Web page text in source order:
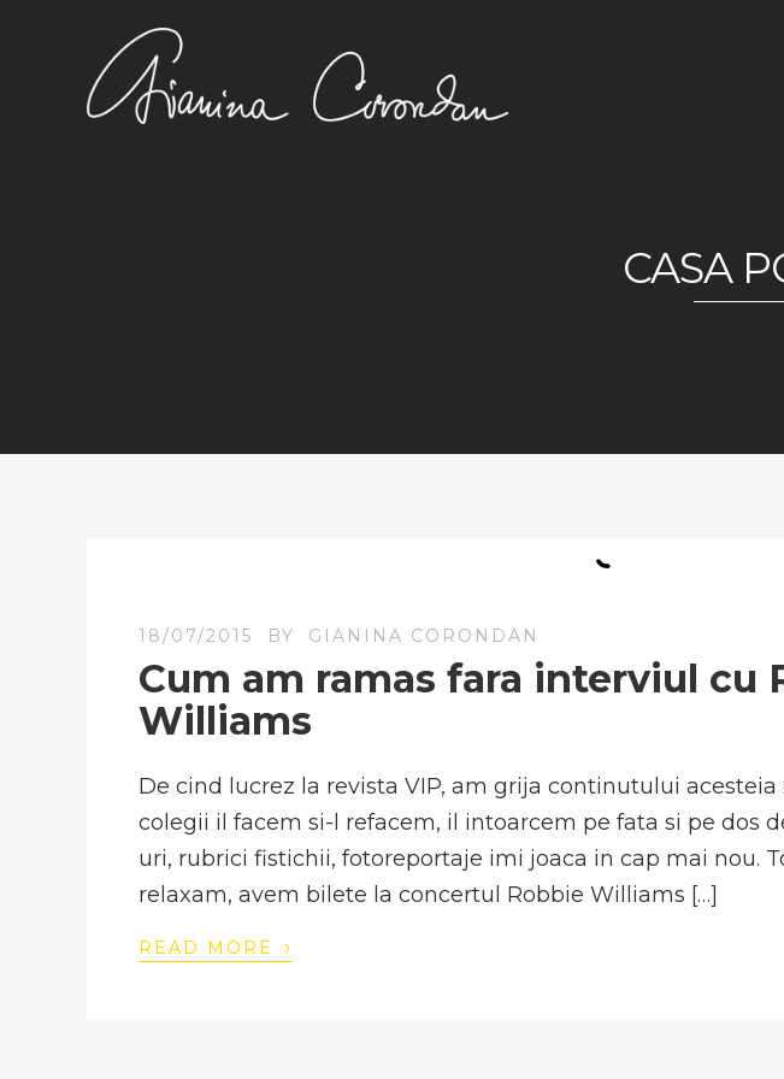
CASA
18/07/2015 BY GIANINA CORONDAN
Cum am ramas fara interviul cu
Williams
De cind lucrez la revista VIP, am grija continutului acesteia
colegii il facem si-l refacem, il intoarcem pe fata si pe dos
uri, rubrici fistichii, fotoreportaje imi joaca in cap mai nou.
relaxam, avem bilete la concertul Robbie Williams […]
READ MORE ›